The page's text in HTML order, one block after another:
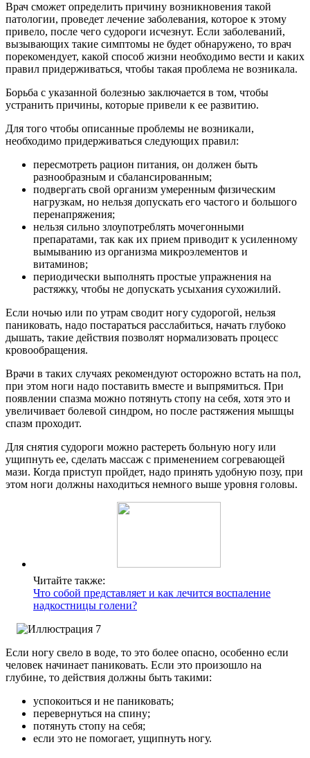
Врач сможет определить причину возникновения такой
патологии, проведет лечение заболевания, которое к этому
привело, после чего судороги исчезнут. Если заболеваний,
вызывающих такие симптомы не будет обнаружено, то врач
порекомендует, какой способ жизни необходимо вести и каких
правил придерживаться, чтобы такая проблема не возникала.
Борьба с указанной болезнью заключается в том, чтобы
устранить причины, которые привели к ее развитию.
Для того чтобы описанные проблемы не возникали,
необходимо придерживаться следующих правил:
пересмотреть рацион питания, он должен быть
разнообразным и сбалансированным;
подвергать свой организм умеренным физическим
нагрузкам, но нельзя допускать его частого и большого
перенапряжения;
нельзя сильно злоупотреблять мочегонными
препаратами, так как их прием приводит к усиленному
вымыванию из организма микроэлементов и
витаминов;
периодически выполнять простые упражнения на
растяжку, чтобы не допускать усыхания сухожилий.
Если ночью или по утрам сводит ногу судорогой, нельзя
паниковать, надо постараться расслабиться, начать глубоко
дышать, такие действия позволят нормализовать процесс
кровообращения.
Врачи в таких случаях рекомендуют осторожно встать на пол,
при этом ноги надо поставить вместе и выпрямиться. При
появлении спазма можно потянуть стопу на себя, хотя это и
увеличивает болевой синдром, но после растяжения мышцы
спазм проходит.
Для снятия судороги можно растереть больную ногу или
ущипнуть ее, сделать массаж с применением согревающей
мази. Когда приступ пройдет, надо принять удобную позу, при
этом ноги должны находиться немного выше уровня головы.
Читайте также:
Что собой представляет и как лечится воспаление
надкостницы голени?
Если ногу свело в воде, то это более опасно, особенно если
человек начинает паниковать. Если это произошло на
глубине, то действия должны быть такими:
успокоиться и не паниковать;
перевернуться на спину;
потянуть стопу на себя;
если это не помогает, ущипнуть ногу.